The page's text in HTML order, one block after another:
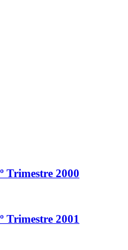
Trimestre 2000
Trimestre 2001